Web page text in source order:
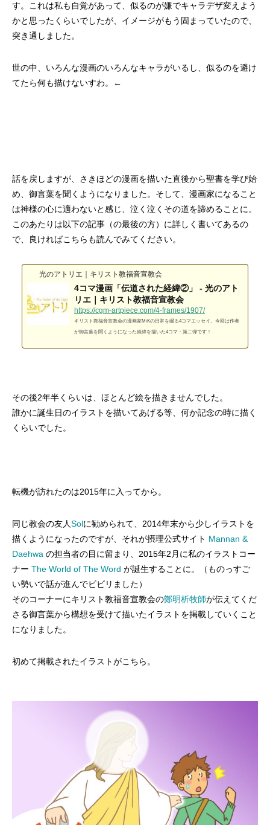
す。これは私も自覚があって、似るのが嫌でキャラデザ変えよう
かと思ったくらいでしたが、イメージがもう固まっていたので、
突き通しました。
世の中、いろんな漫画のいろんなキャラがいるし、似るのを避け
てたら何も描けないすわ。←
話を戻しますが、さきほどの漫画を描いた直後から聖書を学び始
め、御言葉を聞くようになりました。そして、漫画家になること
は神様の心に適わないと感じ、泣く泣くその道を諦めることに。
このあたりは以下の記事（の最後の方）に詳しく書いてあるの
で、良ければこちらも読んでみてください。
光のアトリエ｜キリスト教福音宣教会
4コマ漫画「伝道された経緯②」 - 光のアト
リエ｜キリスト教福音宣教会
https://cgm-artpiece.com/4-frames/1907/
キリスト教福音宣教会の漫画家MiKの日常を綴る4コマエッセイ。今回は作者
が御言葉を聞くようになった経緯を描いた4コマ・第二弾です！
その後2年半くらいは、ほとんど絵を描きませんでした。
誰かに誕生日のイラストを描いてあげる等、何か記念の時に描く
くらいでした。
転機が訪れたのは2015年に入ってから。
同じ教会の友人Solに勧められて、2014年末から少しイラストを
描くようになったのですが、それが摂理公式サイト Mannan &
Daehwa の担当者の目に留まり、2015年2月に私のイラストコー
ナー The World of The Word が誕生することに。（ものっすご
い勢いで話が進んでビビリました）
そのコーナーにキリスト教福音宣教会の鄭明析牧師が伝えてくだ
さる御言葉から構想を受けて描いたイラストを掲載していくこと
になりました。
初めて掲載されたイラストがこちら。